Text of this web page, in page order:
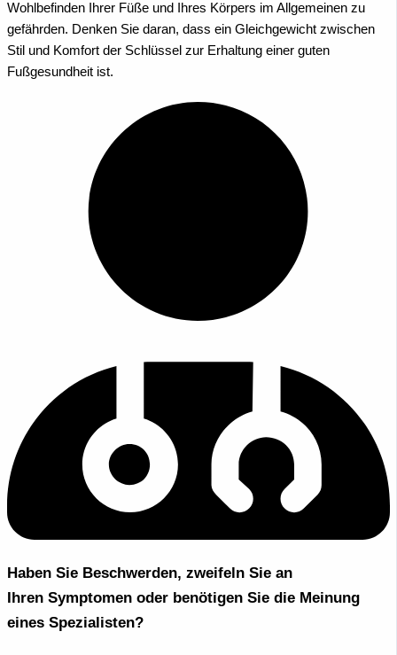
Wohlbefinden Ihrer Füße und Ihres Körpers im Allgemeinen zu
gefährden. Denken Sie daran, dass ein Gleichgewicht zwischen
Stil und Komfort der Schlüssel zur Erhaltung einer guten
Fußgesundheit ist.
Haben Sie Beschwerden, zweifeln Sie an
Ihren Symptomen oder benötigen Sie die Meinung
eines Spezialisten?